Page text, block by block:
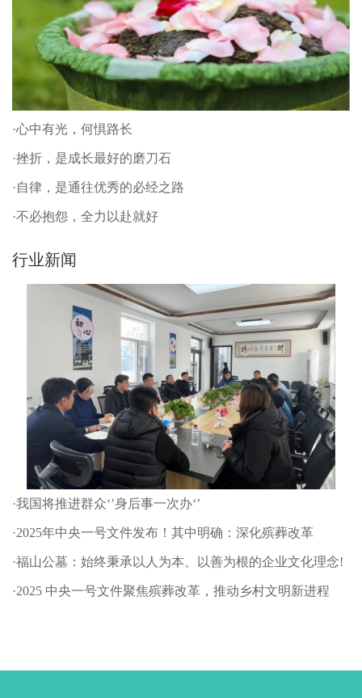
·心中有光，何惧路长
·挫折，是成长最好的磨刀石
·自律，是通往优秀的必经之路
·不必抱怨，全力以赴就好
行业新闻
·我国将推进群众‘’身后事一次办‘’
·2025年中央一号文件发布！其中明确：深化殡葬改革
·福山公墓：始终秉承以人为本、以善为根的企业文化理念!
·2025 中央一号文件聚焦殡葬改革，推动乡村文明新进程